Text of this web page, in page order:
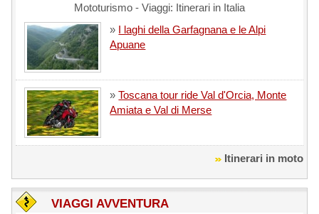
Mototurismo - Viaggi: Itinerari in Italia
» I laghi della Garfagnana e le Alpi
Apuane
»Toscana tour ride Val d'Orcia, Monte
Amiata e Val di Merse
Itinerari in moto
VIAGGI AVVENTURA